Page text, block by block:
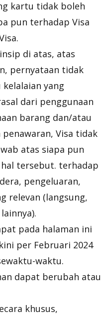
kartu tidak boleh
pun terhadap Visa
di atas, atas
pernyataan tidak
yang
dari penggunaan
barang dan/atau
Visa tidak
atas siapa pun
tersebut. terhadap
pengeluaran,
relevan (langsung,
pada halaman ini
per Februari 2024
waktu.
dapat berubah atau
khusus,